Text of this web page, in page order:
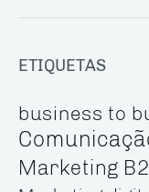
ETIQUETAS
business to
Marketing